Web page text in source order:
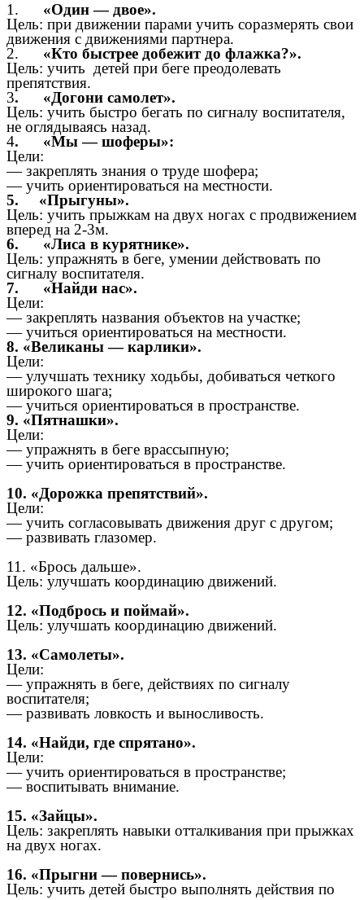
1. «Один — двое».
Цель: при движении парами учить соразмерять свои
движения с движениями партнера.
2. «Кто быстрее добежит до флажка?».
Цель: учить детей при беге преодолевать
препятствия.
3. «Догони самолет».
Цель: учить быстро бегать по сигналу воспитателя,
не оглядываясь назад.
4. «Мы — шоферы»:
Цели:
— закреплять знания о труде шофера;
— учить ориентироваться на местности.
5. «Прыгуны».
Цель: учить прыжкам на двух ногах с продвижением
вперед на 2-3м.
6. «Лиса в курятнике».
Цель: упражнять в беге, умении действовать по
сигналу воспитателя.
7. «Найди нас».
Цели:
— закреплять названия объектов на участке;
— учиться ориентироваться на местности.
8. «Великаны — карлики».
Цели:
— улучшать технику ходьбы, добиваться четкого
широкого шага;
— учиться ориентироваться в пространстве.
9. «Пятнашки».
Цели:
— упражнять в беге врассыпную;
— учить ориентироваться в пространстве.
10. «Дорожка препятствий».
Цели:
— учить согласовывать движения друг с другом;
— развивать глазомер.
11. «Брось дальше».
Цель: улучшать координацию движений.
12. «Подбрось и поймай».
Цель: улучшать координацию движений.
13. «Самолеты».
Цели:
— упражнять в беге, действиях по сигналу
воспитателя;
— развивать ловкость и выносливость.
14. «Найди, где спрятано».
Цели:
— учить ориентироваться в пространстве;
— воспитывать внимание.
15. «Зайцы».
Цель: закреплять навыки отталкивания при прыжках
на двух ногах.
16. «Прыгни — повернись».
Цель: учить детей быстро выполнять действия по